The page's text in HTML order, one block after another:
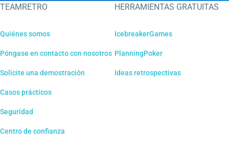
TEAMRETRO
Quiénes somos
Póngase en contacto con nosotros
Solicite una demostración
Casos prácticos
Seguridad
Centro de confianza
HERRAMIENTAS GRATUITAS
IcebreakerGames
PlanningPoker
Ideas retrospectivas